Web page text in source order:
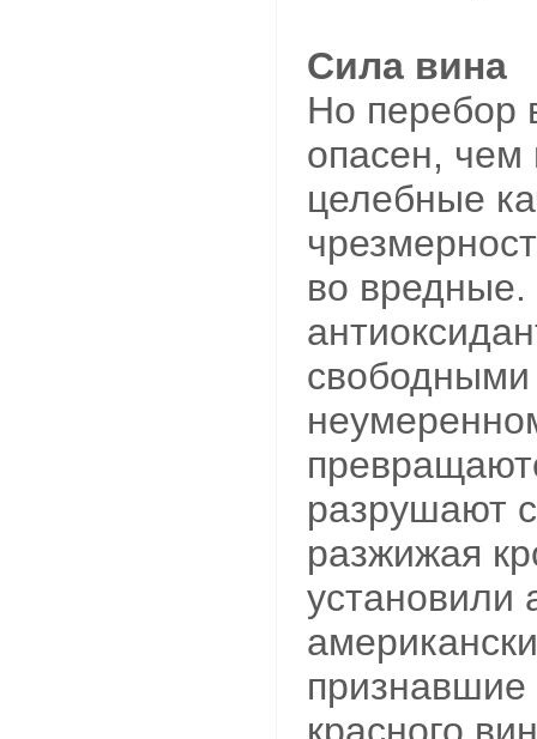
Сила вина
Но перебор
опасен,
целебные
во вредные.
разрушают
разжижая
установили
признавшие